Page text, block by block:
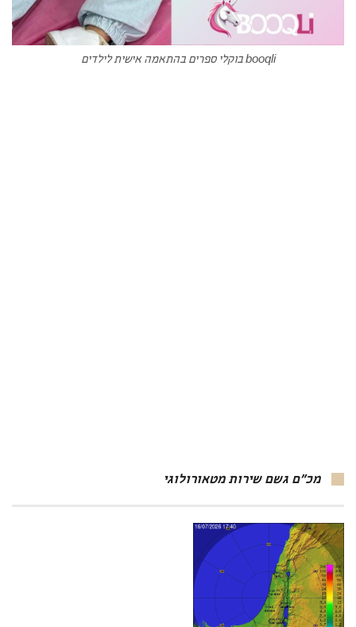
booqli בוקלי ספרים בהתאמה אישית לילדים
מכ"ם גשם שירות מטאורולוגי